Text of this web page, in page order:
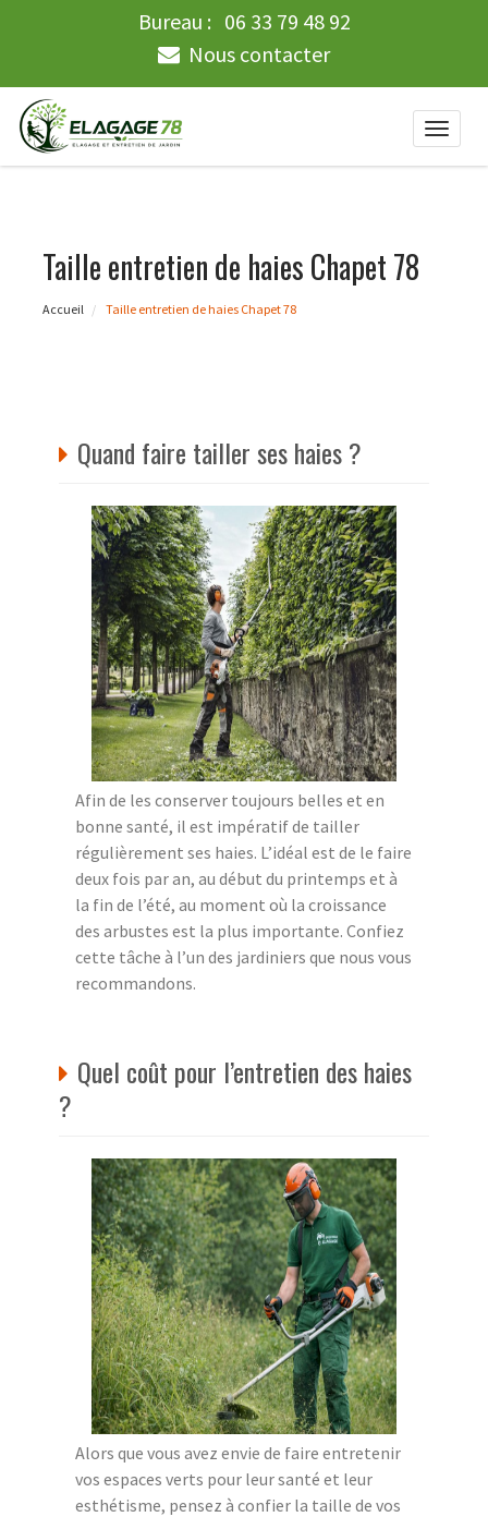
Bureau : 06 33 79 48 92
Nous contacter
Toggle
Taille entretien de haies Chapet 78
Accueil Taille entretien de haies Chapet 78
Quand faire tailler ses haies ?
Afin de les conserver toujours belles et en
bonne santé, il est impératif de tailler
régulièrement ses haies. L’idéal est de le faire
deux fois par an, au début du printemps et à
la fin de l’été, au moment où la croissance
des arbustes est la plus importante. Confiez
cette tâche à l’un des jardiniers que nous vous
recommandons.
Quel coût pour l’entretien des haies
?
Alors que vous avez envie de faire entretenir
vos espaces verts pour leur santé et leur
esthétisme, pensez à confier la taille de vos